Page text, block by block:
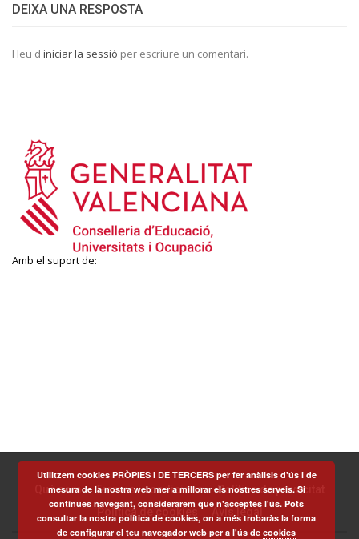
DEIXA UNA RESPOSTA
Heu d'iniciar la sessió per escriure un comentari.
Amb el suport de:
Què som Termes i condicions
Política de privacitat
Política de cookies
Avís legal
Utilitzem cookies PRÒPIES I DE TERCERS per fer anàlisis d'ús i de
mesura de la nostra web mer a millorar els nostres serveis. Si
continues navegant, considerarem que n'acceptes l'ús. Pots
consultar la nostra política de cookies, on a més trobaràs la forma
de configurar el teu navegador web per a l'ús decookies